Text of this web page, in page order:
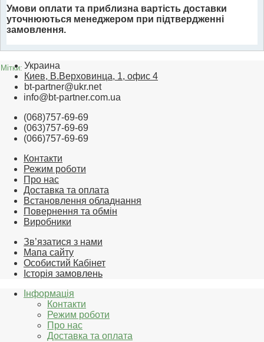
Умови оплати та приблизна вартість доставки
уточнюються менеджером при підтвердженні
замовлення.
Мітки: Украина
Киев, В.Верховинца, 1, офис 4
bt-partner@ukr.net
info@bt-partner.com.ua
(068)757-69-69
(063)757-69-69
(066)757-69-69
Контакти
Режим роботи
Про нас
Доставка та оплата
Встановлення обладнання
Повернення та обмін
Виробники
Зв’язатися з нами
Мапа сайту
Особистий Кабінет
Історія замовлень
Інформація
Контакти
Режим роботи
Про нас
Доставка та оплата